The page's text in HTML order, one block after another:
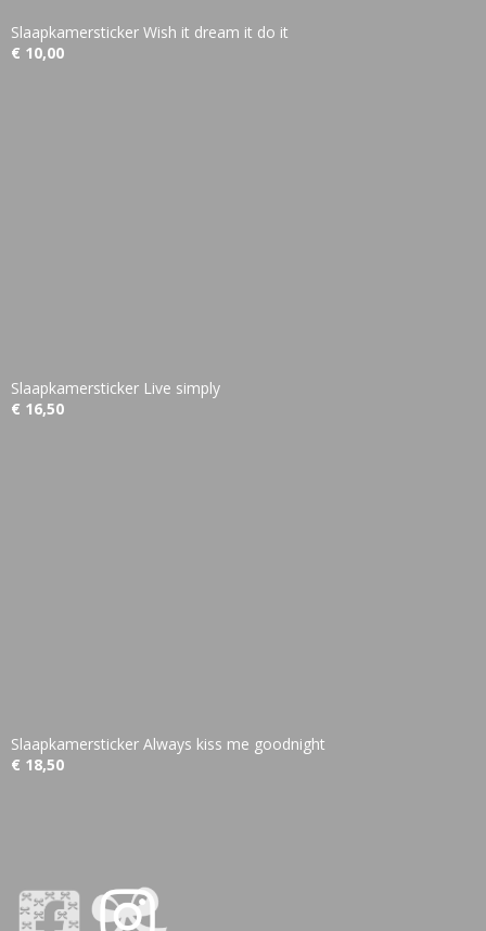
Slaapkamersticker Wish it dream it do it
€ 10,00
Slaapkamersticker Live simply
€ 16,50
Slaapkamersticker Always kiss me goodnight
€ 18,50